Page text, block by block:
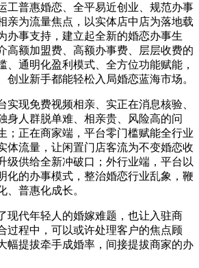
工普惠婚恋、全平易近创业、规范办事
亲为流量焦点，以实体店中店为落地载
办事支持，建立起全新的婚恋办事生
高额加盟费、高额办事费、层层收费的
、通明化盈利模式、全方位功能赋能，
创业新手都能轻松入局婚恋蓝海市场。
现免费视频相亲、实正在消息核验、
身人群脱单难、相亲贵、风险高的问
；正在商家端，平台零门槛赋能全行业
体流量，让闲置门店客流为不变婚恋收
级供给全新冲破口；外行业端，平台以
化的办事模式，整治婚恋行业乱象，鞭
、普惠化成长。
代年轻人的婚嫁难题，也让入驻商
过程中，可以或许处理客户的焦点顾
幅提拔牵手成婚率，间接提拔商家的办